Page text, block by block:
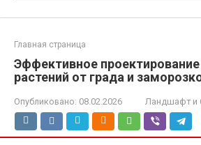
Главная страница
Эффективное
растений от града и
Опубликовано: 08.02.2026 Ландшафт и